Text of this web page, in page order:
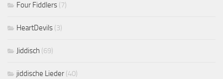
Four Fiddlers (7)
HeartDevils (3)
Jiddisch (69)
jiddische Lieder (40)